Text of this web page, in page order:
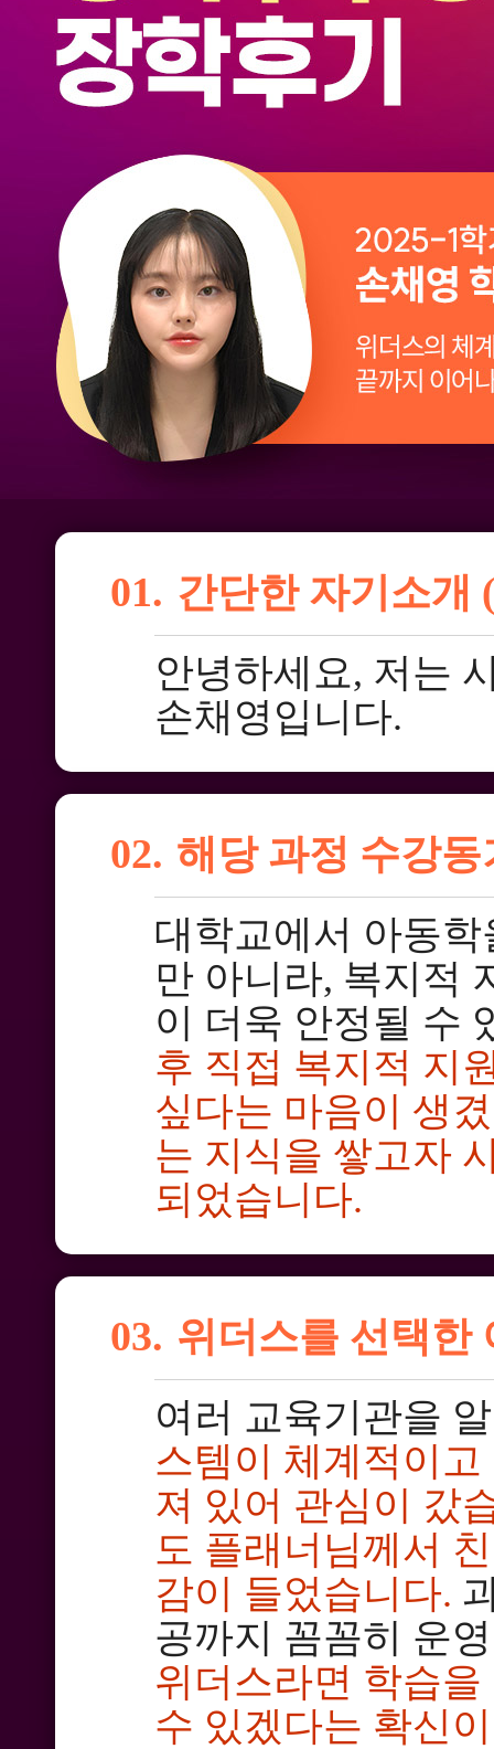
01. 간단한 자기소개
안녕하세요, 저는
손채영입니다.
02. 해당 과정 수강동
대학교에서 아동
만 아니라, 복지적
이 더욱 안정될 수
후 직접 복지적 지
싶다는 마음이 생
는 지식을 쌓고자
되었습니다.
03. 위더스를 선택한
여러 교육기관을
스템이 체계적이
져 있어 관심이 갔
도 플래너님께서
감이 들었습니다.
공까지 꼼꼼히 운
위더스라면 학습
수 있겠다는 확신